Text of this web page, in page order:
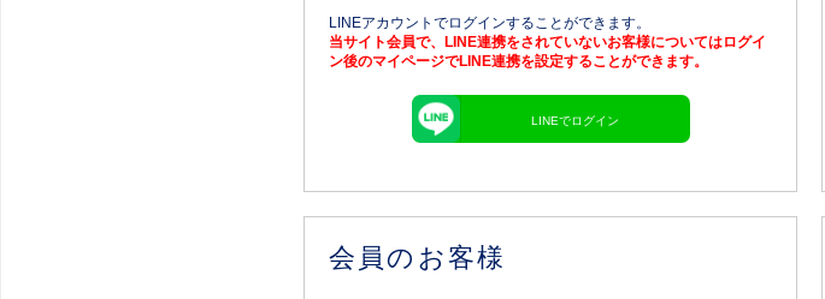
LINEアカウントでログインすることができます。
当サイト会員で、LINE連携をされていないお客様についてはログイ
ン後のマイページでLINE連携を設定することができます。
LINEでログイン
会員のお客様